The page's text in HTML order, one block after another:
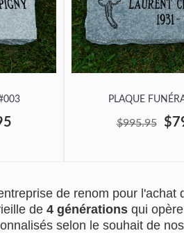
PLAQUE
$995.95
de renom pour l'achat
de 4 générations qui opère
selon le souhait de